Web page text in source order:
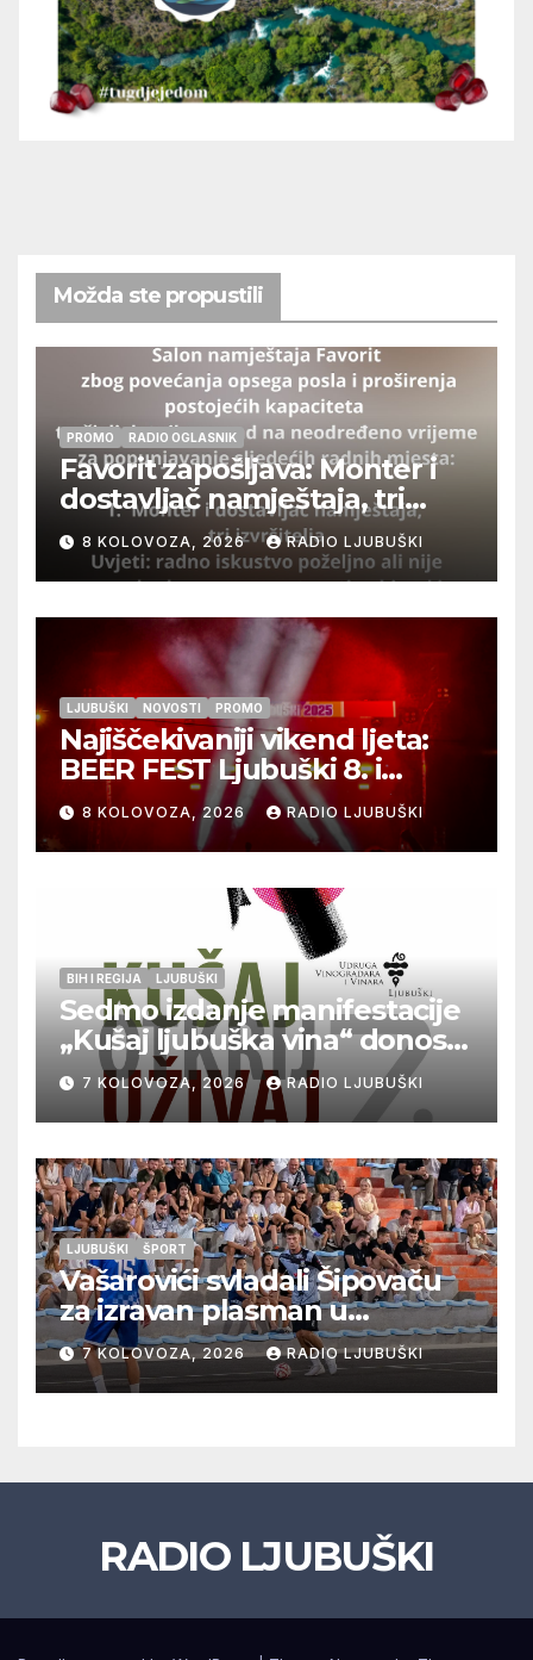
Možda ste propustili
PROMO RADIO OGLASNIK
Favorit zapošljava: Monter i
dostavljač namještaja, tri
izvršitelja
8 KOLOVOZA, 2026 RADIO LJUBUŠKI
LJUBUŠKI NOVOSTI PROMO
Najiščekivaniji vikend ljeta:
BEER FEST Ljubuški 8. i
9.kolovoza
8 KOLOVOZA, 2026 RADIO LJUBUŠKI
BIH I REGIJA LJUBUŠKI
Sedmo izdanje manifestacije
„Kušaj ljubuška vina“ donosi
vrhunska vina, gastronomiju i
glazbu
7 KOLOVOZA, 2026 RADIO LJUBUŠKI
LJUBUŠKI ŠPORT
Vašarovići svladali Šipovaču
za izravan plasman u
četvrtfinale, Grab izborio
prolazak dalje, Klobuk ispao,
večeras počinje četvrtfinale
7 KOLOVOZA, 2026 RADIO LJUBUŠKI
RADIO LJUBUŠKI